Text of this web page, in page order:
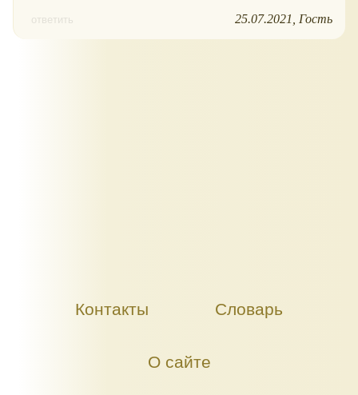
ответить 25.07.2021 Гость
Контакты Словарь
О сайте